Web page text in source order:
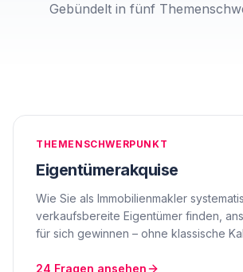
Gebündelt in fünf
THEMENSCHWERPUNKT
Eigentümerakquise
Wie Sie als Immobilienmakler
verkaufsbereite Eigentümer finden,
für sich gewinnen – ohne klassische
24 Fragen ansehen